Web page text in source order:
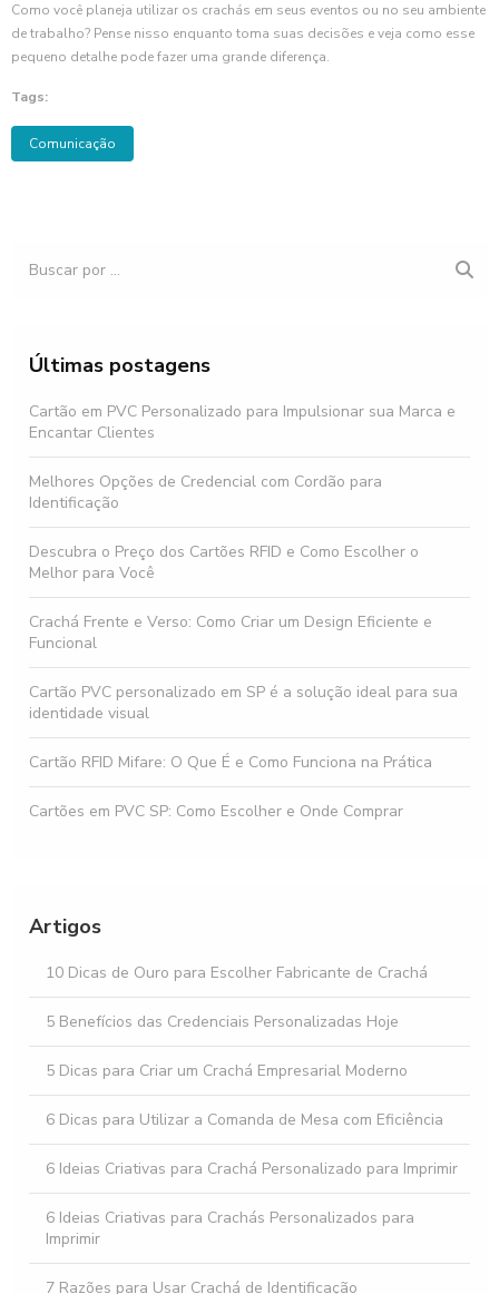
Como você planeja utilizar os crachás em seus eventos ou no seu ambiente
de trabalho? Pense nisso enquanto toma suas decisões e veja como esse
pequeno detalhe pode fazer uma grande diferença.
Tags:
Comunicação
Últimas postagens
Cartão em PVC Personalizado para Impulsionar sua Marca e
Encantar Clientes
Melhores Opções de Credencial com Cordão para
Identificação
Descubra o Preço dos Cartões RFID e Como Escolher o
Melhor para Você
Crachá Frente e Verso: Como Criar um Design Eficiente e
Funcional
Cartão PVC personalizado em SP é a solução ideal para sua
identidade visual
Cartão RFID Mifare: O Que É e Como Funciona na Prática
Cartões em PVC SP: Como Escolher e Onde Comprar
suas Vantagens
Artigos
10 Dicas de Ouro para Escolher Fabricante de Crachá
5 Benefícios das Credenciais Personalizadas Hoje
5 Dicas para Criar um Crachá Empresarial Moderno
6 Dicas para Utilizar a Comanda de Mesa com Eficiência
6 Ideias Criativas para Crachá Personalizado para Imprimir
6 Ideias Criativas para Crachás Personalizados para
Imprimir
7 Razões para Usar Crachá de Identificação